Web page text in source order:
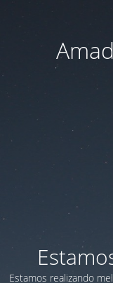
Estamos realizando